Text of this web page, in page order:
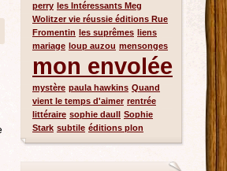
perry les Intéressants Meg
Wolitzer vie réussie éditions Rue
Fromentin les suprêmes liens
mariage loup auzou mensonges
mon envolée
mystère paula hawkins Quand
vient le temps d'aimer rentrée
littéraire sophie daull Sophie
Stark subtile éditions plon